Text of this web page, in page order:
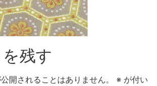
残す
開されることはありません。 ※ が付い